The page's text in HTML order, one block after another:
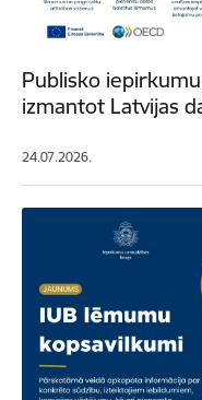
Publisko
izmantot Latvijas
24.07.2026.